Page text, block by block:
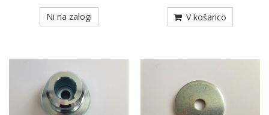
Ni na zalogi V košarico